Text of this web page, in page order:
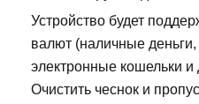
Устройство будет
валют (наличные
электронные кошельки
Очистить чеснок и